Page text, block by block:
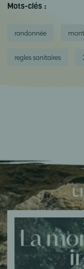
Mots-clés :
randonnée
regles sanitaires